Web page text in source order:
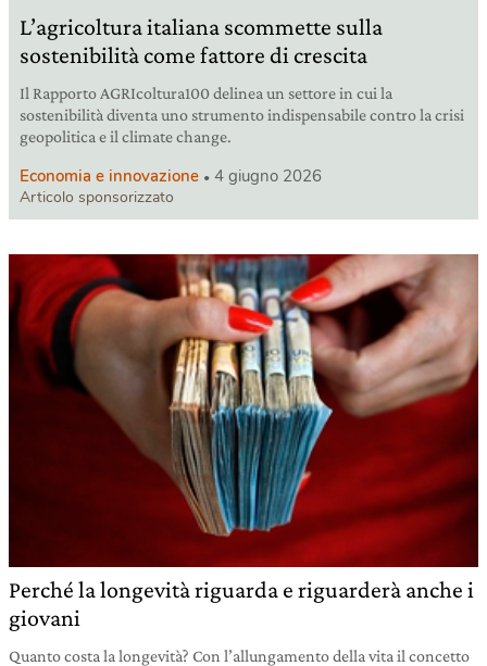
L’agricoltura italiana scommette sulla
sostenibilità come fattore di crescita
Il Rapporto AGRIcoltura100 delinea un settore in cui la
sostenibilità diventa uno strumento indispensabile contro la crisi
geopolitica e il climate change.
Economia e innovazione 4 giugno 2026
Articolo sponsorizzato
Perché la longevità riguarda e riguarderà anche i
giovani
Quanto costa la longevità? Con l’allungamento della vita il concetto